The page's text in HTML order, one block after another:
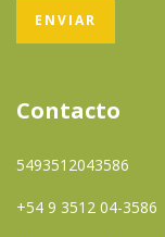
Contacto
5493512043586
+54 9 3512 04-3586